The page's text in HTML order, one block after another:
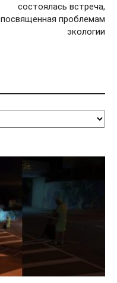
состоялась встреча,
посвященная проблемам
экологии